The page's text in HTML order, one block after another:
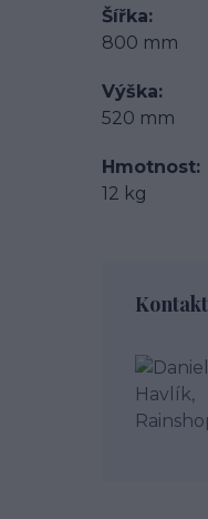
Šířka
800 mm
Výška
520 mm
Hmotnost
12 kg